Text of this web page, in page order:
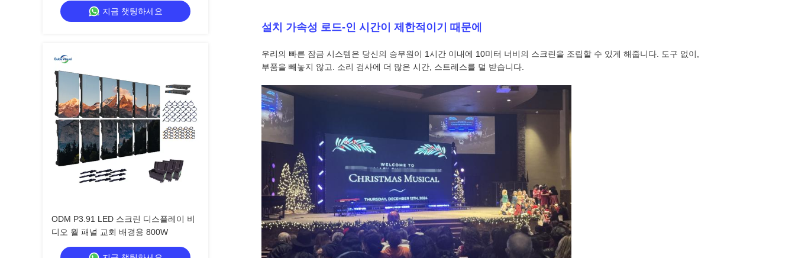
지금 챗팅하세요
ODM P3.91 LED 스크린 디스플레이 비
디오 월 패널 교회 배경용 800W
설치 가속성 로드-인 시간이 제한적이기 때문에
우리의 빠른 잠금 시스템은 당신의 승무원이 1시간 이내에 10미터 너비의 스크린을 조립할 수 있게 해줍니다. 도구 없이,
부품을 빼놓지 않고. 소리 검사에 더 많은 시간, 스트레스를 덜 받습니다.